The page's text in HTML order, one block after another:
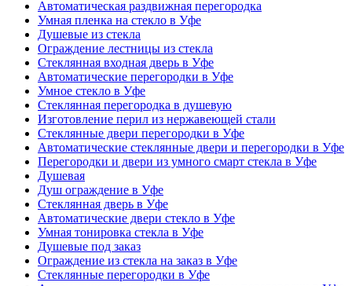
Автоматическая раздвижная перегородка
Умная пленка на стекло в Уфе
Душевые из стекла
Ограждение лестницы из стекла
Стеклянная входная дверь в Уфе
Автоматические перегородки в Уфе
Умное стекло в Уфе
Стеклянная перегородка в душевую
Изготовление перил из нержавеющей стали
Стеклянные двери перегородки в Уфе
Автоматические стеклянные двери и перегородки в Уфе
Перегородки и двери из умного смарт стекла в Уфе
Душевая
Душ ограждение в Уфе
Стеклянная дверь в Уфе
Автоматические двери стекло в Уфе
Умная тонировка стекла в Уфе
Душевые под заказ
Ограждение из стекла на заказ в Уфе
Стеклянные перегородки в Уфе